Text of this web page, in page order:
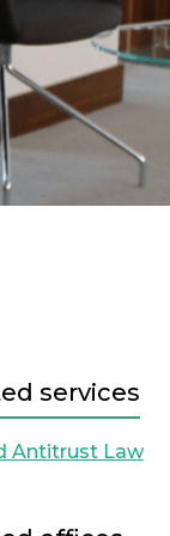
services
Antitrust Law